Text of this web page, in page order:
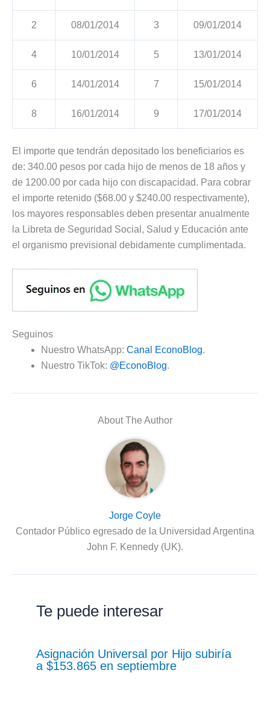
2 08/01/2014 3 09/01/2014
4 10/01/2014 5 13/01/2014
6 14/01/2014 7 15/01/2014
8 16/01/2014 9 17/01/2014
El importe que tendrán depositado los beneficiarios es
de: 340.00 pesos por cada hijo de menos de 18 años y
de 1200.00 por cada hijo con discapacidad. Para cobrar
el importe retenido ($68.00 y $240.00 respectivamente),
los mayores responsables deben presentar anualmente
la Libreta de Seguridad Social, Salud y Educación ante
el organismo previsional debidamente cumplimentada.
Seguinos
Nuestro WhatsApp: Canal EconoBlog.
Nuestro TikTok: @EconoBlog.
About The Author
Jorge Coyle
Contador Público egresado de la Universidad Argentina
John F. Kennedy (UK).
Te puede interesar
Asignación Universal por Hijo subiría
a $153.865 en septiembre